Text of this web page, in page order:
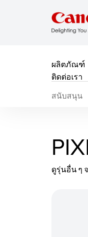
ผลิตภัณฑ์
ติดต่อเรา
สนับสนุน
ดูรุ่นอื่น ๆ